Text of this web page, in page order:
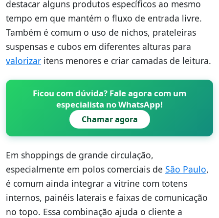
destacar alguns produtos específicos ao mesmo
tempo em que mantém o fluxo de entrada livre.
Também é comum o uso de nichos, prateleiras
suspensas e cubos em diferentes alturas para
valorizar itens menores e criar camadas de leitura.
Ficou com dúvida? Fale agora com um
especialista no WhatsApp!
Chamar agora
Em shoppings de grande circulação,
especialmente em polos comerciais de São Paulo,
é comum ainda integrar a vitrine com totens
internos, painéis laterais e faixas de comunicação
no topo. Essa combinação ajuda o cliente a